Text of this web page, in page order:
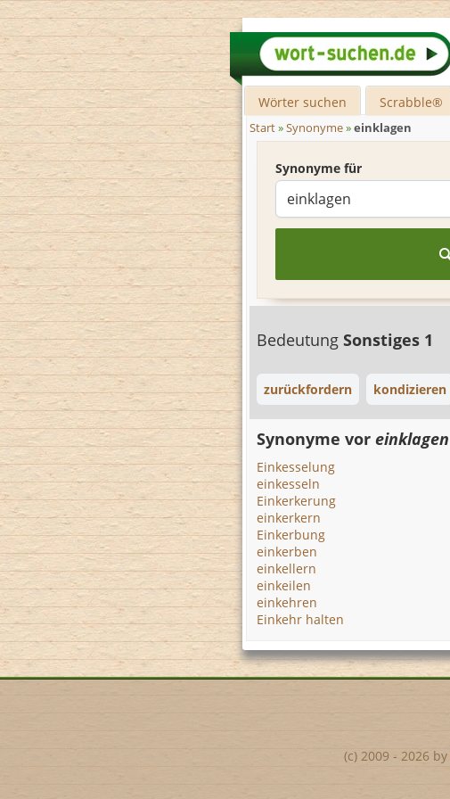
Wörter suchen Scrabble®
Start»Synonyme»einklagen
Synonyme für
Bedeutung Sonstiges 1
zurückfordern kondizieren
Synonyme vor einklagen
Einkesselung
einkesseln
Einkerkerung
einkerkern
Einkerbung
einkerben
einkellern
einkeilen
einkehren
Einkehr halten
(c) 2009 - 2026 by